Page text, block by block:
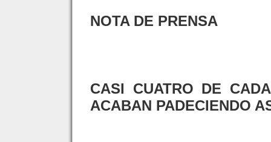
NOTA DE PRENSA
CASI CUATRO DE
ACABAN PADECIENDO